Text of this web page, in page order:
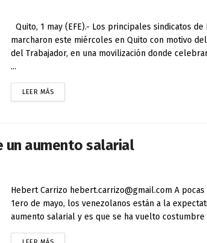
Quito, 1 may (EFE).- Los principales sindicatos de
marcharon este miércoles en Quito con motivo
del Trabajador, en una movilización donde
...
LEER MÁS
un aumento salarial
Hebert Carrizo hebert.carrizo@gmail.com A
1ero de mayo, los venezolanos están a la
aumento salarial y es que se ha vuelto costumbre